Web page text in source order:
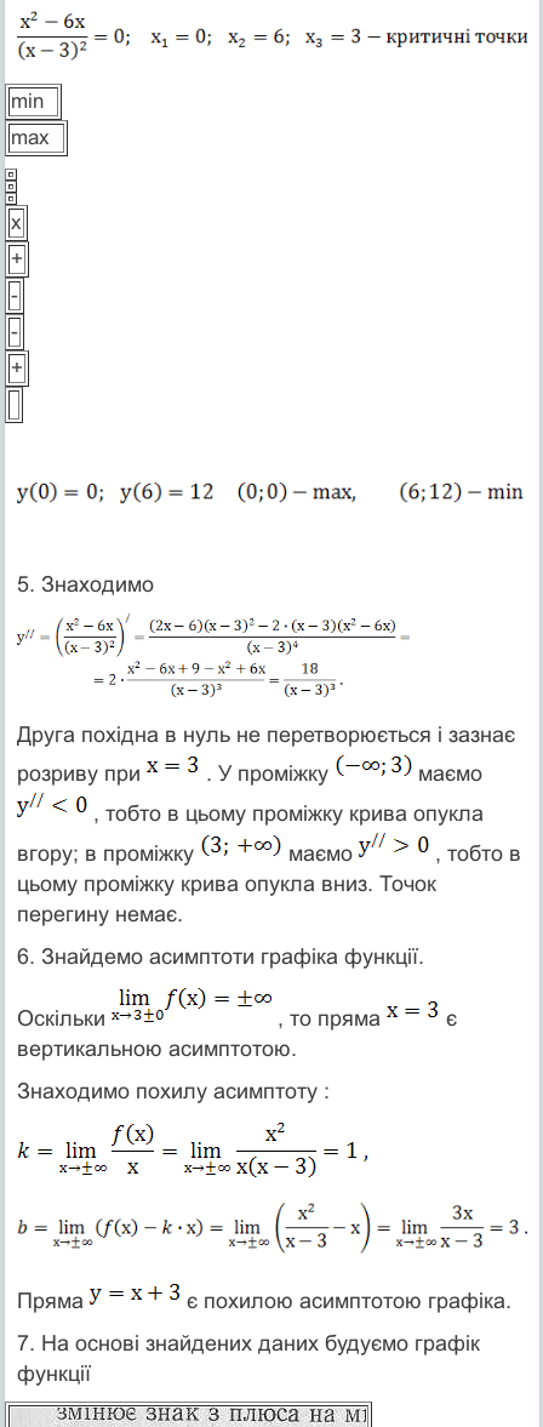
min
max
х
+
-
-
+
5. Знаходимо
Друга похідна в нуль не перетворюється і зазнає
розриву при
. У проміжку
маємо
, тобто в цьому проміжку крива опукла
вгору; в проміжку
маємо
, тобто в
цьому проміжку крива опукла вниз. Точок
перегину немає.
6. Знайдемо асимптоти графіка функції.
Оскільки , то пряма
є
вертикальною асимптотою.
Знаходимо похилу асимптоту :
Пряма
є похилою асимптотою графіка.
7. На основі знайдених даних будуємо графік
функції